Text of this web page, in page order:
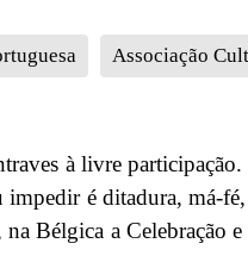
Associação
à livre
impedir é ditadura, má-
Bélgica a Celebração